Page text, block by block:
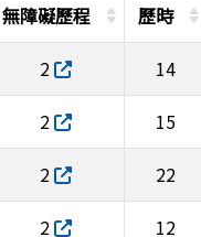
無障礙歷程 歷時
2 14
2 15
2 22
2 12